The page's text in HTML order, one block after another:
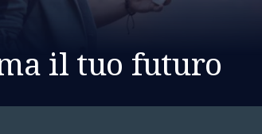
il tuo futuro